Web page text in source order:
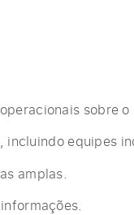
sobre o
, incluindo equipes
amplas.